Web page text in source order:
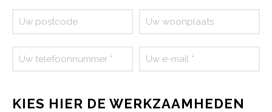
KIES HIER DE WERKZAAMHEDEN